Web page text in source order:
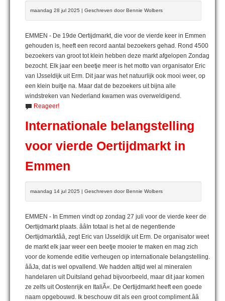
maandag 28 jul 2025 | Geschreven door Bennie Wolbers
EMMEN - De 19de Oertijdmarkt, die voor de vierde keer in Emmen
gehouden is, heeft een record aantal bezoekers gehad. Rond 4500
bezoekers van groot tot klein hebben deze markt afgelopen Zondag
bezocht. Elk jaar een beetje meer is het motto van organisator Eric
van IJsseldijk uit Erm. Dit jaar was het natuurlijk ook mooi weer, op
een klein buitje na. Maar dat de bezoekers uit bijna alle
windstreken van Nederland kwamen was overweldigend.
Reageer!
Internationale belangstelling
voor vierde Oertijdmarkt in
Emmen
maandag 14 jul 2025 | Geschreven door Bennie Wolbers
EMMEN - In Emmen vindt op zondag 27 juli voor de vierde keer de
Oertijdmarkt plaats. ââIn totaal is het al de negentiende
Oertijdmarktââ, zegt Eric van IJsseldijk uit Erm. De organisator weet
de markt elk jaar weer een beetje mooier te maken en mag zich
voor de komende editie verheugen op internationale belangstelling.
ââJa, dat is wel opvallend. We hadden altijd wel al mineralen
handelaren uit Duitsland gehad bijvoorbeeld, maar dit jaar komen
ze zelfs uit Oostenrijk en ItaliÃ«. De Oertijdmarkt heeft een goede
naam opgebouwd. Ik beschouw dit als een groot compliment.ââ